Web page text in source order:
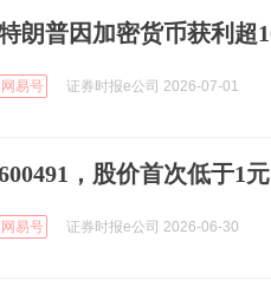
朗普因加密货币获利超
网易号 证券时报e公司 2026-07-01
，股价首次低于1
网易号 证券时报e公司 2026-06-30